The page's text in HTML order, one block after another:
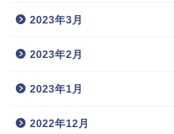
2023年3月
2023年2月
2023年1月
2022年12月